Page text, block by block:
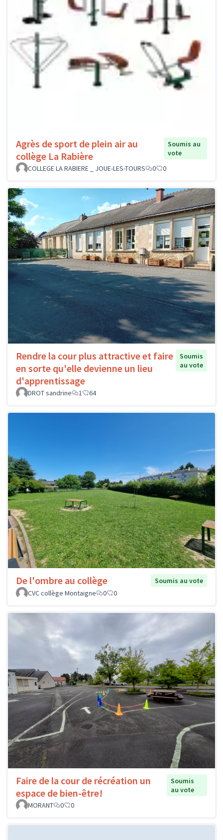
Agrès de sport de plein air au
collège La Rabière
Soumis au
vote
COLLEGE LA RABIERE _ JOUE-LES-TOURS
0 0
Rendre la cour plus attractive et faire
en sorte qu'elle devienne un lieu
d'apprentissage
Soumis
au vote
DROT sandrine 1 64
De l'ombre au collège
Soumis au vote
CVC collège Montaigne
0 0
Faire de la cour de récréation un
espace de bien-être!
Soumis
au vote
MORANT
0 0